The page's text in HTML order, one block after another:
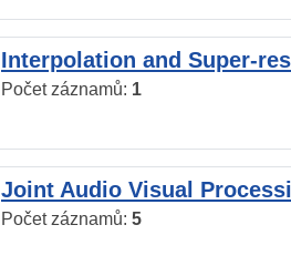
Interpolation and Super-
Počet záznamů: 1
Joint Audio Visual
Počet záznamů: 5